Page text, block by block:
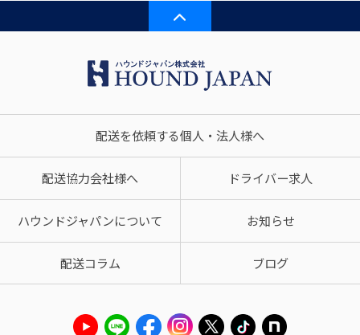
配送を依頼する個人・法人様へ
配送協力会社様へ ドライバー求人
ハウンドジャパンについて お知らせ
配送コラム ブログ